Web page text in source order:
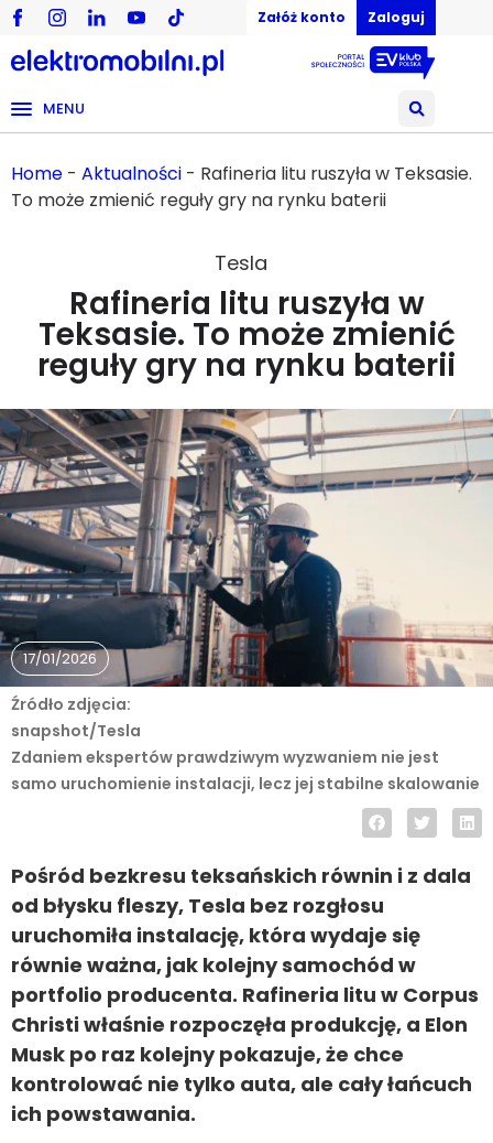
Załóż konto Zaloguj
MENU
Home - Aktualności - Rafineria litu ruszyła w Teksasie.
To może zmienić reguły gry na rynku baterii
Tesla
Rafineria litu ruszyła w
Teksasie. To może zmienić
reguły gry na rynku baterii
17/01/2026
Zdaniem ekspertów prawdziwym wyzwaniem nie jest
samo uruchomienie instalacji, lecz jej stabilne skalowanie
Źródło zdjęcia:
snapshot/Tesla
Pośród bezkresu teksańskich równin i z dala
od błysku fleszy, Tesla bez rozgłosu
uruchomiła instalację, która wydaje się
równie ważna, jak kolejny samochód w
portfolio producenta. Rafineria litu w Corpus
Christi właśnie rozpoczęła produkcję, a Elon
Musk po raz kolejny pokazuje, że chce
kontrolować nie tylko auta, ale cały łańcuch
ich powstawania.